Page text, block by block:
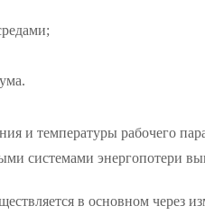
и температуры рабочего
системами энергопотери
в основном через